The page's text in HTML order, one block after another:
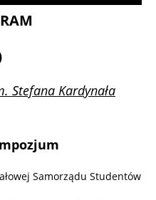
Stefana Kardynała
Samorządu Studentów